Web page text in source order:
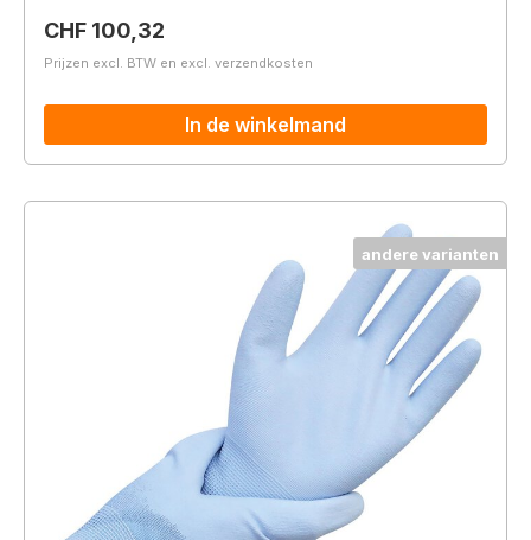
Normale prijs:
CHF 100,32
Prijzen excl. BTW en excl. verzendkosten
In de winkelmand
andere varianten